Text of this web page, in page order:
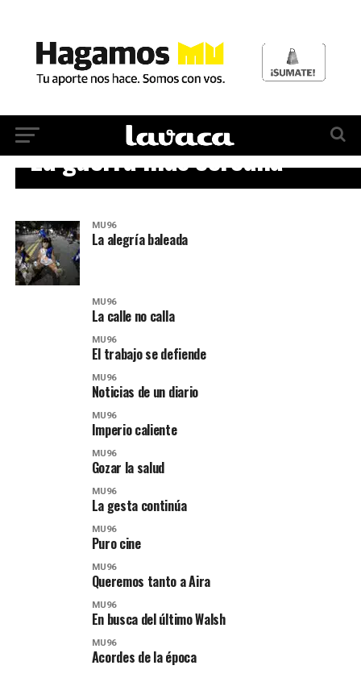
La guerra más cercana
MU96
La alegría baleada
MU96
La calle no calla
MU96
El trabajo se defiende
MU96
Noticias de un diario
MU96
Imperio caliente
MU96
Gozar la salud
MU96
La gesta continúa
MU96
Puro cine
MU96
Queremos tanto a Aira
MU96
En busca del último Walsh
MU96
Acordes de la época